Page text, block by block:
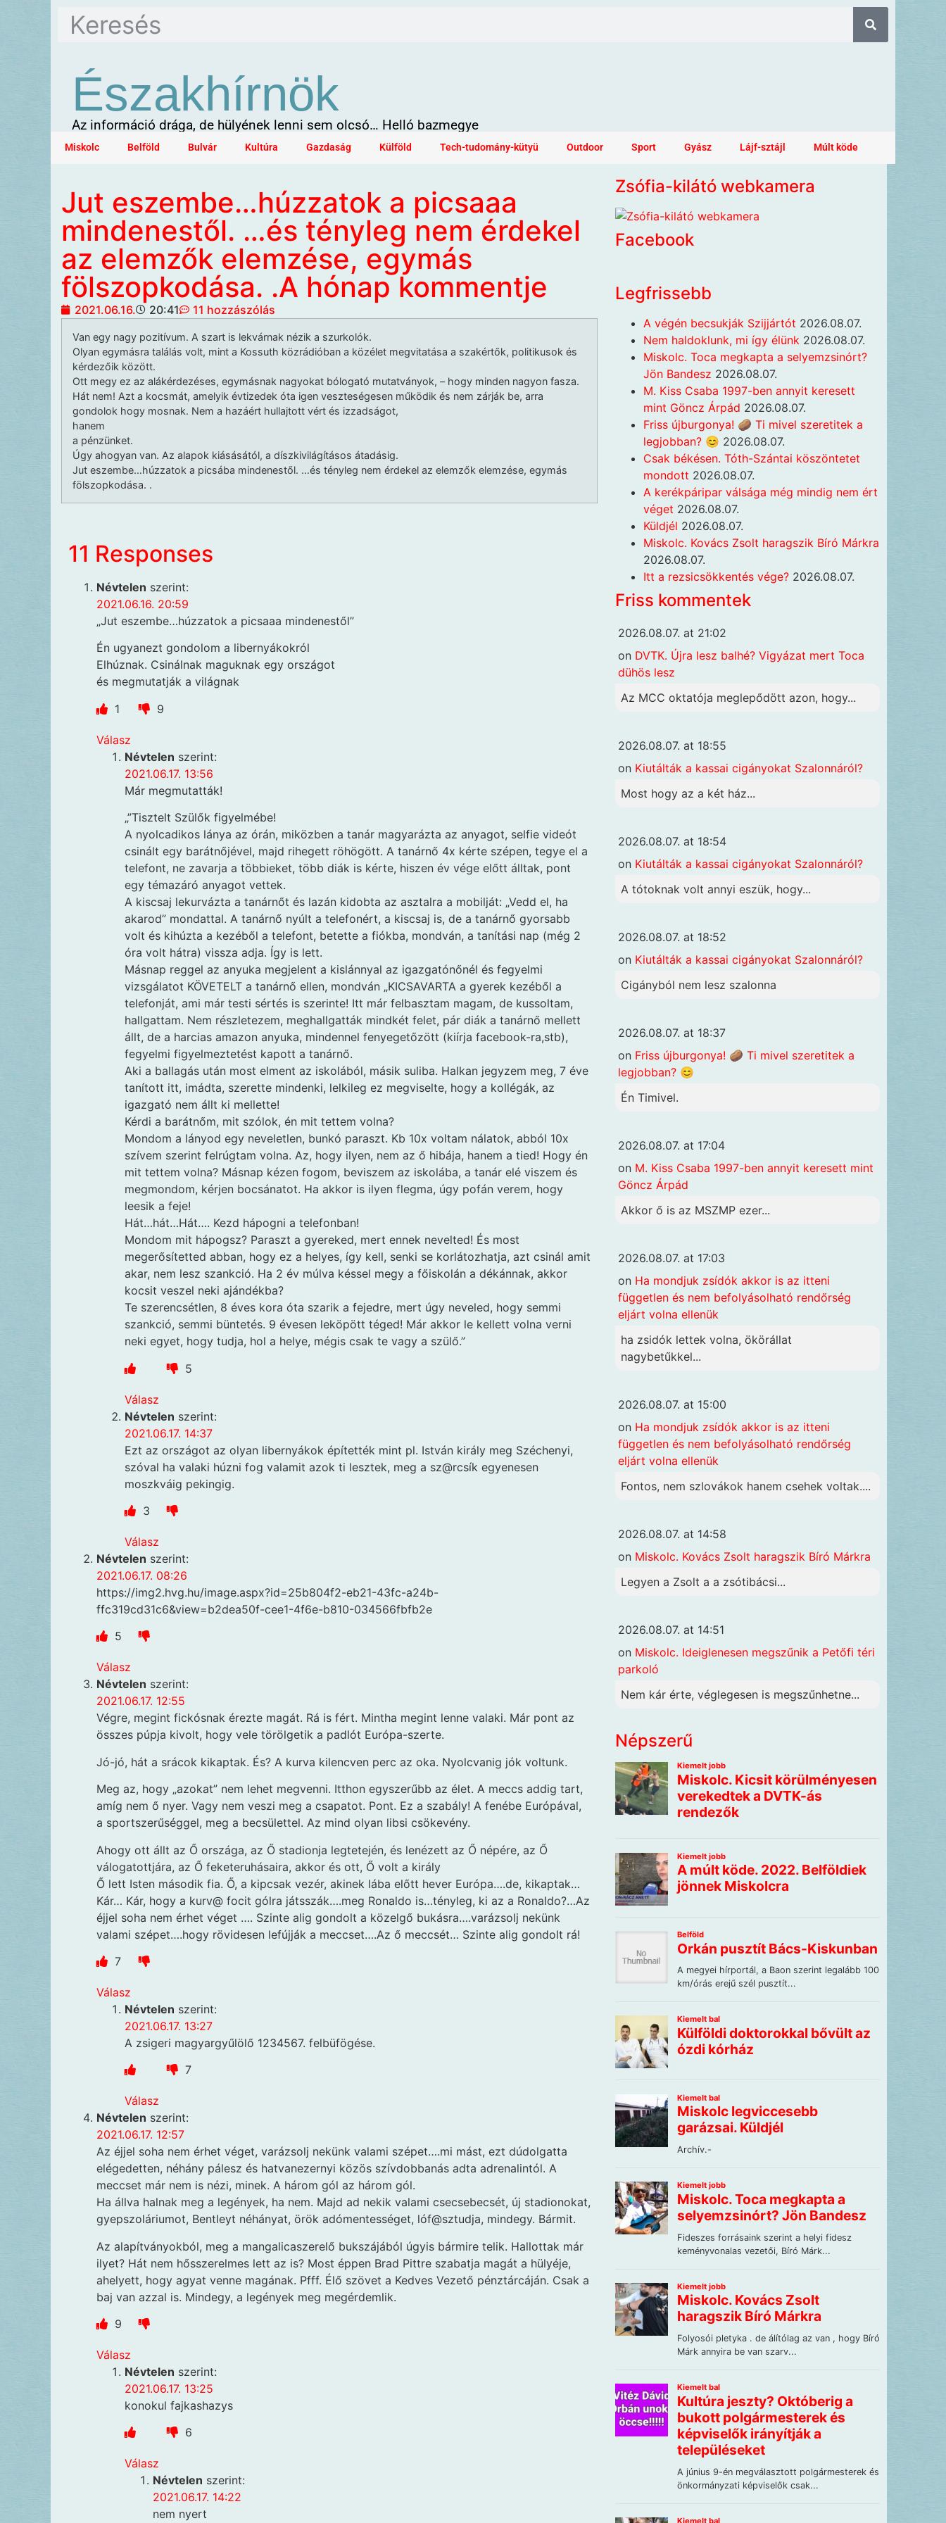
Északhírnök
Az információ drága, de hülyének lenni sem olcsó… Helló bazmegye
Miskolc Belföld Bulvár Kultúra Gazdaság Külföld Tech-tudomány-kütyü Outdoor Sport Gyász Lájf-sztájl Múlt köde
Jut eszembe…húzzatok a picsaaa
mindenestől. …és tényleg nem érdekel
az elemzők elemzése, egymás
fölszopkodása. .A hónap kommentje
2021.06.16. 20:41 11 hozzászólás
Van egy nagy pozitívum. A szart is lekvárnak nézik a szurkolók.
Olyan egymásra találás volt, mint a Kossuth közrádióban a közélet megvitatása a szakértők, politikusok és
kérdezőik között.
Ott megy ez az alákérdezéses, egymásnak nagyokat bólogató mutatványok, – hogy minden nagyon fasza.
Hát nem! Azt a kocsmát, amelyik évtizedek óta igen veszteségesen működik és nem zárják be, arra
gondolok hogy mosnak. Nem a hazáért hullajtott vért és izzadságot,
hanem
a pénzünket.
Úgy ahogyan van. Az alapok kiásásától, a díszkivilágításos átadásig.
Jut eszembe…húzzatok a picsába mindenestől. …és tényleg nem érdekel az elemzők elemzése, egymás
fölszopkodása. .
11 Responses
Névtelen szerint:
2021.06.16. 20:59
„Jut eszembe…húzzatok a picsaaa mindenestől”
Én ugyanezt gondolom a libernyákokról
Elhúznak. Csinálnak maguknak egy országot
és megmutatják a világnak
1
9
Válasz
Névtelen szerint:
2021.06.17. 13:56
Már megmutatták!
„”Tisztelt Szülők figyelmébe!
A nyolcadikos lánya az órán, miközben a tanár magyarázta az anyagot, selfie videót
csinált egy barátnőjével, majd rihegett röhögött. A tanárnő 4x kérte szépen, tegye el a
telefont, ne zavarja a többieket, több diák is kérte, hiszen év vége előtt álltak, pont
egy témazáró anyagot vettek.
A kiscsaj lekurvázta a tanárnőt és lazán kidobta az asztalra a mobilját: „Vedd el, ha
akarod” mondattal. A tanárnő nyúlt a telefonért, a kiscsaj is, de a tanárnő gyorsabb
volt és kihúzta a kezéből a telefont, betette a fiókba, mondván, a tanítási nap (még 2
óra volt hátra) vissza adja. Így is lett.
Másnap reggel az anyuka megjelent a kislánnyal az igazgatónőnél és fegyelmi
vizsgálatot KÖVETELT a tanárnő ellen, mondván „KICSAVARTA a gyerek kezéből a
telefonját, ami már testi sértés is szerinte! Itt már felbasztam magam, de kussoltam,
hallgattam. Nem részletezem, meghallgatták mindkét felet, pár diák a tanárnő mellett
állt, de a harcias amazon anyuka, mindennel fenyegetőzött (kiírja facebook-ra,stb),
fegyelmi figyelmeztetést kapott a tanárnő.
Aki a ballagás után most elment az iskolából, másik suliba. Halkan jegyzem meg, 7 éve
tanított itt, imádta, szerette mindenki, lelkileg ez megviselte, hogy a kollégák, az
igazgató nem állt ki mellette!
Kérdi a barátnőm, mit szólok, én mit tettem volna?
Mondom a lányod egy neveletlen, bunkó paraszt. Kb 10x voltam nálatok, abból 10x
szívem szerint felrúgtam volna. Az, hogy ilyen, nem az ő hibája, hanem a tied! Hogy én
mit tettem volna? Másnap kézen fogom, beviszem az iskolába, a tanár elé viszem és
megmondom, kérjen bocsánatot. Ha akkor is ilyen flegma, úgy pofán verem, hogy
leesik a feje!
Hát…hát…Hát…. Kezd hápogni a telefonban!
Mondom mit hápogsz? Paraszt a gyereked, mert ennek nevelted! És most
megerősítetted abban, hogy ez a helyes, így kell, senki se korlátozhatja, azt csinál amit
akar, nem lesz szankció. Ha 2 év múlva késsel megy a főiskolán a dékánnak, akkor
kocsit veszel neki ajándékba?
Te szerencsétlen, 8 éves kora óta szarik a fejedre, mert úgy neveled, hogy semmi
szankció, semmi büntetés. 9 évesen leköpött téged! Már akkor le kellett volna verni
neki egyet, hogy tudja, hol a helye, mégis csak te vagy a szülő.”
5
Válasz
Névtelen szerint:
2021.06.17. 14:37
Ezt az országot az olyan libernyákok építették mint pl. István király meg Széchenyi,
szóval ha valaki húzni fog valamit azok ti lesztek, meg a sz@rcsík egyenesen
moszkváig pekingig.
3
Válasz
Névtelen szerint:
2021.06.17. 08:26
https://img2.hvg.hu/image.aspx?id=25b804f2-eb21-43fc-a24b-
ffc319cd31c6&view=b2dea50f-cee1-4f6e-b810-034566fbfb2e
5
Válasz
Névtelen szerint:
2021.06.17. 12:55
Végre, megint fickósnak érezte magát. Rá is fért. Mintha megint lenne valaki. Már pont az
összes púpja kivolt, hogy vele törölgetik a padlót Európa-szerte.
Jó-jó, hát a srácok kikaptak. És? A kurva kilencven perc az oka. Nyolcvanig jók voltunk.
Meg az, hogy „azokat” nem lehet megvenni. Itthon egyszerűbb az élet. A meccs addig tart,
amíg nem ő nyer. Vagy nem veszi meg a csapatot. Pont. Ez a szabály! A fenébe Európával,
a sportszerűséggel, meg a becsülettel. Az mind olyan libsi csökevény.
Ahogy ott állt az Ő országa, az Ő stadionja legtetején, és lenézett az Ő népére, az Ő
válogatottjára, az Ő feketeruhásaira, akkor és ott, Ő volt a király
Ő lett Isten második fia. Ő, a kipcsak vezér, akinek lába előtt hever Európa….de, kikaptak…
Kár… Kár, hogy a kurv@ focit gólra játsszák….meg Ronaldo is…tényleg, ki az a Ronaldo?…Az
éjjel soha nem érhet véget …. Szinte alig gondolt a közelgő bukásra….varázsolj nekünk
valami szépet….hogy rövidesen lefújják a meccset….Az ő meccsét… Szinte alig gondolt rá!
7
Válasz
Névtelen szerint:
2021.06.17. 13:27
A zsigeri magyargyűlölő 1234567. felbüfögése.
7
Válasz
Névtelen szerint:
2021.06.17. 12:57
Az éjjel soha nem érhet véget, varázsolj nekünk valami szépet….mi mást, ezt dúdolgatta
elégedetten, néhány pálesz és hatvanezernyi közös szívdobbanás adta adrenalintól. A
meccset már nem is nézi, minek. A három gól az három gól.
Ha állva halnak meg a legények, ha nem. Majd ad nekik valami csecsebecsét, új stadionokat,
gyepszoláriumot, Bentleyt néhányat, örök adómentességet, lóf@sztudja, mindegy. Bármit.
Az alapítványokból, meg a mangalicaszerelő bukszájából úgyis bármire telik. Hallottak már
ilyet? Hát nem hősszerelmes lett az is? Most éppen Brad Pittre szabatja magát a hülyéje,
ahelyett, hogy agyat venne magának. Pfff. Élő szövet a Kedves Vezető pénztárcáján. Csak a
baj van azzal is. Mindegy, a legények meg megérdemlik.
9
Válasz
Névtelen szerint:
2021.06.17. 13:25
konokul fajkashazys
6
Válasz
Névtelen szerint:
2021.06.17. 14:22
nem nyert
Zsófia-kilátó webkamera
Facebook
Legfrissebb
A végén becsukják Szijjártót 2026.08.07.
Nem haldoklunk, mi így élünk 2026.08.07.
Miskolc. Toca megkapta a selyemzsinórt?
Jön Bandesz 2026.08.07.
M. Kiss Csaba 1997-ben annyit keresett
mint Göncz Árpád 2026.08.07.
Friss újburgonya! 🥔 Ti mivel szeretitek a
legjobban? 😊 2026.08.07.
Csak békésen. Tóth-Szántai köszöntetet
mondott 2026.08.07.
A kerékpáripar válsága még mindig nem ért
véget 2026.08.07.
Küldjél 2026.08.07.
Miskolc. Kovács Zsolt haragszik Bíró Márkra
2026.08.07.
Itt a rezsicsökkentés vége? 2026.08.07.
Friss kommentek
2026.08.07. at 21:02
on DVTK. Újra lesz balhé? Vigyázat mert Toca
dühös lesz
Az MCC oktatója meglepődött azon, hogy...
2026.08.07. at 18:55
on Kiutálták a kassai cigányokat Szalonnáról?
Most hogy az a két ház...
2026.08.07. at 18:54
on Kiutálták a kassai cigányokat Szalonnáról?
A tótoknak volt annyi eszük, hogy...
2026.08.07. at 18:52
on Kiutálták a kassai cigányokat Szalonnáról?
Cigányból nem lesz szalonna
2026.08.07. at 18:37
on Friss újburgonya! 🥔 Ti mivel szeretitek a
legjobban? 😊
Én Timivel.
2026.08.07. at 17:04
on M. Kiss Csaba 1997-ben annyit keresett mint
Göncz Árpád
Akkor ő is az MSZMP ezer...
2026.08.07. at 17:03
on Ha mondjuk zsídók akkor is az itteni
független és nem befolyásolható rendőrség
eljárt volna ellenük
ha zsidók lettek volna, ökörállat
nagybetűkkel...
2026.08.07. at 15:00
on Ha mondjuk zsídók akkor is az itteni
független és nem befolyásolható rendőrség
eljárt volna ellenük
Fontos, nem szlovákok hanem csehek voltak....
2026.08.07. at 14:58
on Miskolc. Kovács Zsolt haragszik Bíró Márkra
Legyen a Zsolt a a zsótibácsi...
2026.08.07. at 14:51
on Miskolc. Ideiglenesen megszűnik a Petőfi téri
parkoló
Nem kár érte, véglegesen is megszűnhetne...
Népszerű